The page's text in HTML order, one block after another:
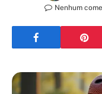
Nenhum